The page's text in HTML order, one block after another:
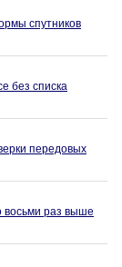
спутников
без списка
передовых
восьми раз выше